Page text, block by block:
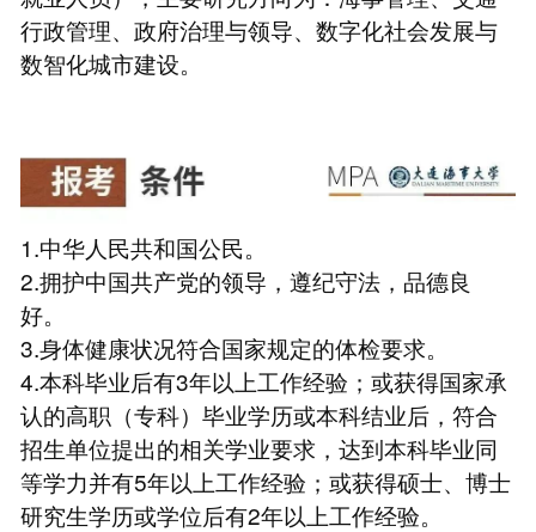
行政管理、政府治理与领导、数字化社会发展与
数智化城市建设。
1.中华人民共和国公民。
2.拥护中国共产党的领导，遵纪守法，品德良
好。
3.身体健康状况符合国家规定的体检要求。
4.本科毕业后有3年以上工作经验；或获得国家承
认的高职（专科）毕业学历或本科结业后，符合
招生单位提出的相关学业要求，达到本科毕业同
等学力并有5年以上工作经验；或获得硕士、博士
研究生学历或学位后有2年以上工作经验。